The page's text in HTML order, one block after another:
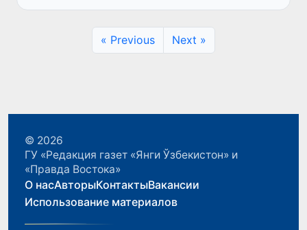
международных авиакомпаний, ту...
« Previous Next »
© 2026
ГУ «Редакция газет «Янги Ўзбекистон» и
«Правда Востока»
О насАвторыКонтактыВакансии
Использование материалов